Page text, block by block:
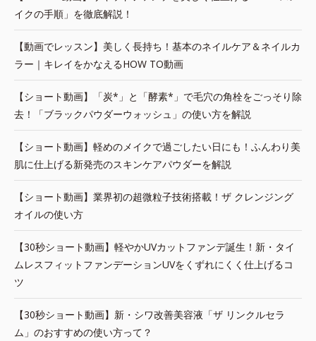
イクの手順」を徹底解説！
【動画でレッスン】美しく長持ち！基本のネイルケア＆ネイルカ
ラー｜キレイをかなえるHOW TO動画
【ショート動画】「炭*」と「酵素*」で毛穴の角栓をごっそり除
去！「ブラックパウダーウォッシュ」の使い方を解説
【ショート動画】軽めのメイクで過ごしたい日にも！ふんわり美
肌に仕上げる新発売のスキンケアパウダーを解説
【ショート動画】業界初の超微粒子技術搭載！ザ クレンジング
オイルの使い方
【30秒ショート動画】軽やかUVカットファンデ誕生！新・タイ
ムレスフィットファンデーションUVをくずれにくく仕上げるコ
ツ
【30秒ショート動画】新・シワ改善美容液「ザ リンクルセラ
ム」のおすすめの使い方って？